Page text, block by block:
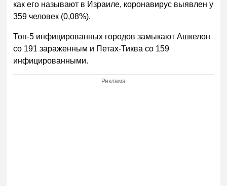
как его называют в Израиле, коронавирус выявлен у
359 человек (0,08%).
Топ-5 инфицированных городов замыкают Ашкелон
со 191 зараженным и Петах-Тиква со 159
инфицированными.
Реклама